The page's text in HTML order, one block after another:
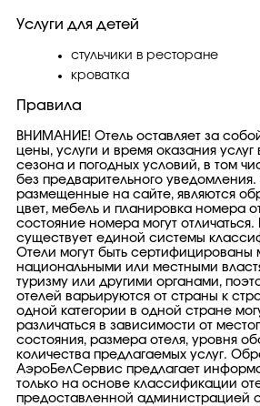
Услуги для детей
стульчики в ресторане
кроватка
Правила
ВНИМАНИЕ! Отель оставляет за
цены, услуги и время оказания услуг
сезона и погодных условий, в том
без предварительного
размещенные на сайте, являются
цвет, мебель и планировка номера
состояние номера могут
существует единой системы
Отели могут быть
национальными или местными
туризму или другими органами,
отелей варьируются от страны к
одной категории в одной стране
различаться в зависимости от
состояния, размера отеля, уровня
количества предлагаемых услуг.
АэроБелСервис предлагает
только на основе классификации
предоставленной администрацией